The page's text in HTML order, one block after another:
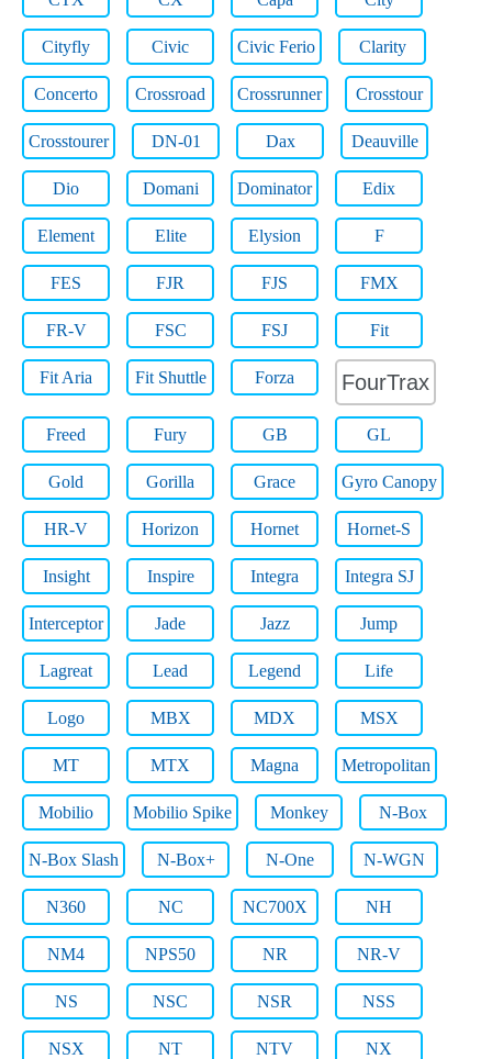
Cityfly Civic Civic Ferio Clarity
Concerto Crossroad Crossrunner Crosstour
Crosstourer DN-01 Dax Deauville
Dio Domani Dominator Edix
Element Elite Elysion F
FES FJR FJS FMX
FR-V FSC FSJ Fit
Fit Aria Fit Shuttle Forza FourTrax
Freed Fury GB GL
Gold Gorilla Grace Gyro Canopy
HR-V Horizon Hornet Hornet-S
Insight Inspire Integra Integra SJ
Interceptor Jade Jazz Jump
Lagreat Lead Legend Life
Logo MBX MDX MSX
MT MTX Magna Metropolitan
Mobilio Mobilio Spike Monkey N-Box
N-Box Slash N-Box+ N-One N-WGN
N360 NC NC700X NH
NM4 NPS50 NR NR-V
NS NSC NSR NSS
NSX NT NTV NX